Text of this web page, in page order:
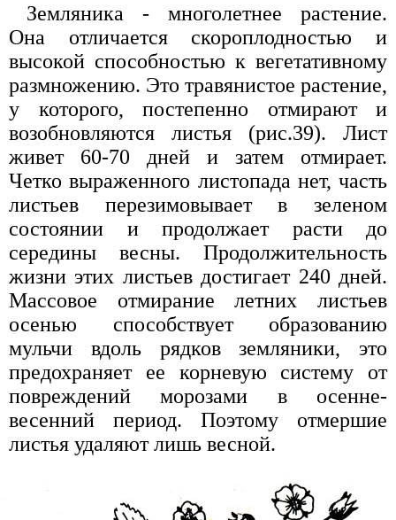
Земляника - многолетнее растение.
Она отличается скороплодностью и
высокой способностью к вегетативному
размножению. Это травянистое растение,
у которого, постепенно отмирают и
возобновляются листья (рис.39). Лист
живет 60-70 дней и затем отмирает.
Четко выраженного листопада нет, часть
листьев перезимовывает в зеленом
состоянии и продолжает расти до
середины весны. Продолжительность
жизни этих листьев достигает 240 дней.
Массовое отмирание летних листьев
осенью способствует образованию
мульчи вдоль рядков земляники, это
предохраняет ее корневую систему от
повреждений морозами в осенне-
весенний период. Поэтому отмершие
листья удаляют лишь весной.